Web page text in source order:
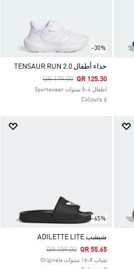
-30%
حذاء أطفال TENSAUR RUN 2.0
Price Reduced From
QR 179.00ToQR 125.30
اطفال 4-8 سنوات Sportswear
6 Colours
-65%
شبشب ADILETTE LITE
Price Reduced From
QR 159.00ToQR 55.65
شباب 8-16 سنوات Originals